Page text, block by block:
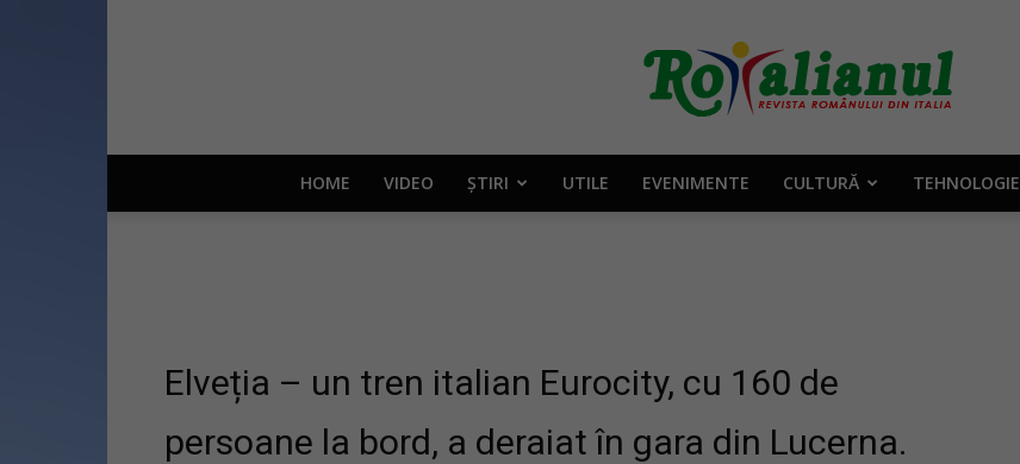
Rotalianul
HOME VIDEO ȘTIRI UTILE EVENIMENTE CULTURĂ TEHNOLOGIE
Elveția – un tren italian Eurocity, cu 160 de
persoane la bord, a deraiat în gara din Lucerna.